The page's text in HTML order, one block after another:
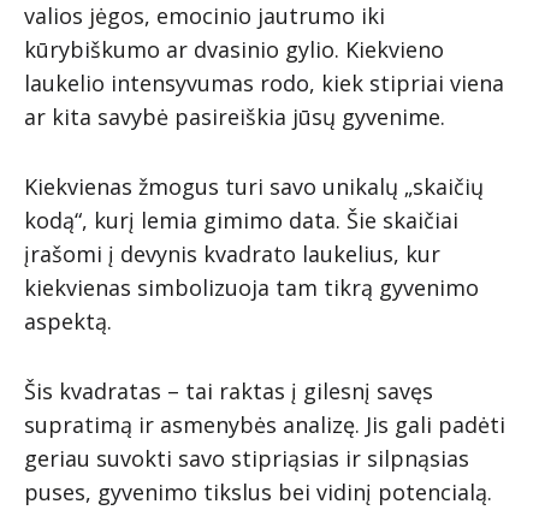
valios jėgos, emocinio jautrumo iki
kūrybiškumo ar dvasinio gylio. Kiekvieno
laukelio intensyvumas rodo, kiek stipriai viena
ar kita savybė pasireiškia jūsų gyvenime.
Kiekvienas žmogus turi savo unikalų „skaičių
kodą“, kurį lemia gimimo data. Šie skaičiai
įrašomi į devynis kvadrato laukelius, kur
kiekvienas simbolizuoja tam tikrą gyvenimo
aspektą.
Šis kvadratas – tai raktas į gilesnį savęs
supratimą ir asmenybės analizę. Jis gali padėti
geriau suvokti savo stipriąsias ir silpnąsias
puses, gyvenimo tikslus bei vidinį potencialą.